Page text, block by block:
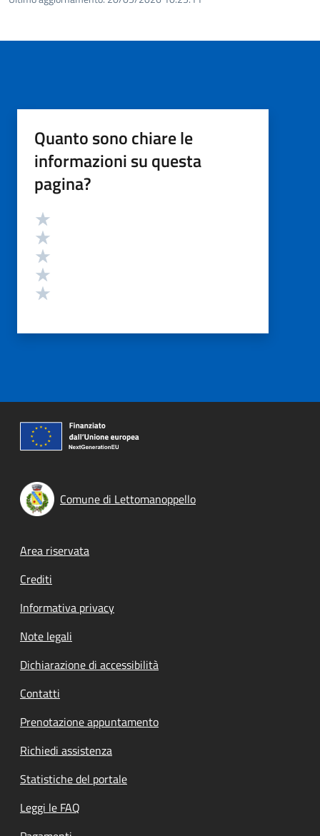
Quanto sono chiare le
informazioni su questa
pagina?
Valutazione
Comune di Lettomanoppello
Footer menu
Area riservata
Crediti
Informativa privacy
Note legali
Dichiarazione di accessibilità
Contatti
Prenotazione appuntamento
Richiedi assistenza
Statistiche del portale
Leggi le FAQ